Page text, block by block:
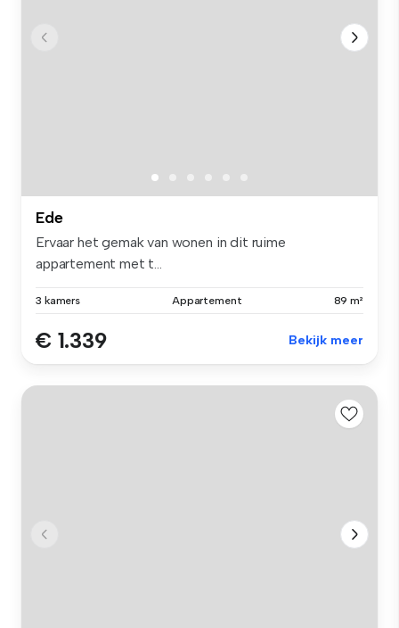
Ede
Ervaar het gemak van wonen in dit ruime
appartement met t...
3 kamers Appartement 89 m²
€ 1.339 Bekijk meer